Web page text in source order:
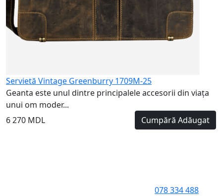
Servietă Vintage Greenburry 1709M-25
Geanta este unul dintre principalele accesorii din viaţa
unui om moder...
6 270 MDL
Cumpără Adăugat
078 334 488